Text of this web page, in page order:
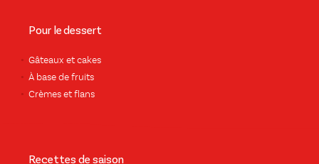
Pour le dessert
Gâteaux et cakes
À base de fruits
Crèmes et flans
Recettes de saison